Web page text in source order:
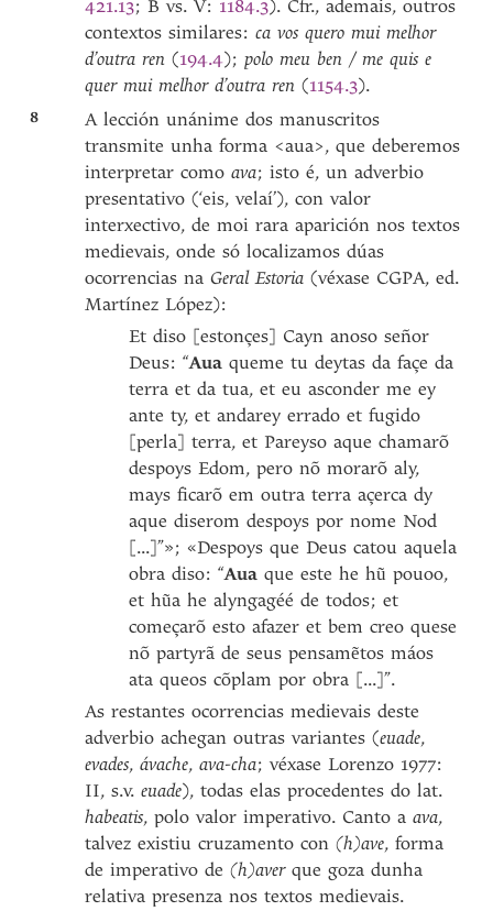
421.13; B vs. V: 1184.3). Cfr., ademais, outros
contextos similares:ca vos quero mui melhor
d’outra ren(194.4);polo meu ben / me quis e
quer mui melhor d’outra ren (1154.3).
8
A lección unánime dos manuscritos
transmite unha forma <aua>, que deberemos
interpretar comoava; isto é, un adverbio
presentativo (‘eis, velaí’), con valor
interxectivo, de moi rara aparición nos textos
medievais, onde só localizamos dúas
ocorrencias naGeral Estoria(véxase CGPA, ed.
Martínez López):
Et diso [estonçes] Cayn anoso señor
Deus: “Aua queme tu deytas da façe da
terra et da tua, et eu asconder me ey
ante ty, et andarey errado et fugido
[perla] terra, et Pareyso aque chamarõ
despoys Edom, pero nõ morarõ aly,
mays ficarõ em outra terra açerca dy
aque diserom despoys por nome Nod
[...]”»; «Despoys que Deus catou aquela
obra diso: “Aua que este he hũ pouoo,
et hũa he alyngagéé de todos; et
começarõ esto afazer et bem creo quese
nõ partyrã de seus pensamẽtos máos
ata queos cõplam por obra [...]”.
As restantes ocorrencias medievais deste
adverbio achegan outras variantes (euade,
evades,ávache,ava-cha; véxase Lorenzo 1977:
II, s.v.euade), todas elas procedentes do lat.
habeatis, polo valor imperativo. Canto aava,
talvez existiu cruzamento con(h)ave, forma
de imperativo de(h)averque goza dunha
relativa presenza nos textos medievais.